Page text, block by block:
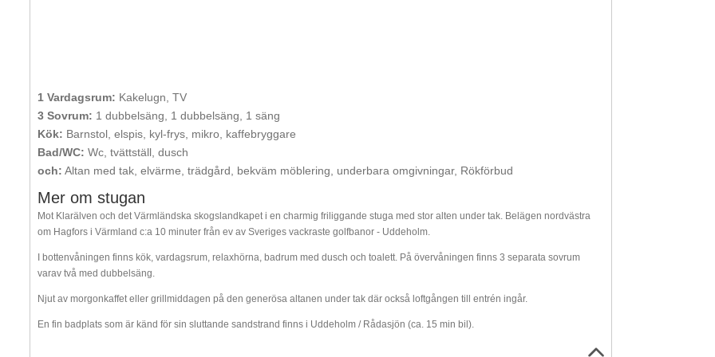
1 Vardagsrum: Kakelugn, TV
3 Sovrum: 1 dubbelsäng, 1 dubbelsäng, 1 säng
Kök: Barnstol, elspis, kyl-frys, mikro, kaffebryggare
Bad/WC: Wc, tvättställ, dusch
och: Altan med tak, elvärme, trädgård, bekväm möblering, underbara omgivningar, Rökförbud
Mer om stugan
Mot Klarälven och det Värmländska skogslandkapet i en charmig friliggande stuga med stor alten under tak. Belägen nordvästra
om Hagfors i Värmland c:a 10 minuter från ev av Sveriges vackraste golfbanor - Uddeholm.
I bottenvåningen finns kök, vardagsrum, relaxhörna, badrum med dusch och toalett. På övervåningen finns 3 separata sovrum
varav två med dubbelsäng.
Njut av morgonkaffet eller grillmiddagen på den generösa altanen under tak där också loftgången till entrén ingår.
En fin badplats som är känd för sin sluttande sandstrand finns i Uddeholm / Rådasjön (ca. 15 min bil).